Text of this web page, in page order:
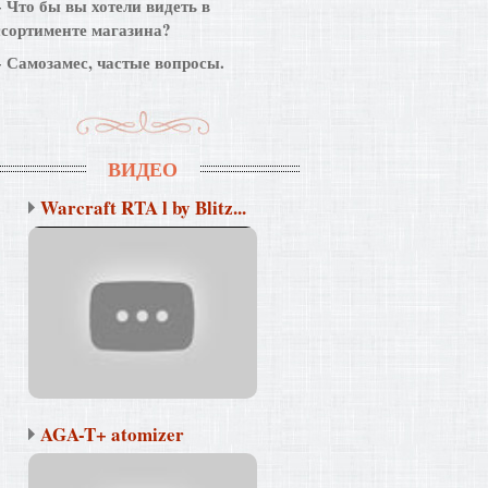
Что бы вы хотели видеть в
магазина?
Самозамес, частые вопросы.
ВИДЕО
Warcraft RTA l by Blitz...
AGA-T+ atomizer